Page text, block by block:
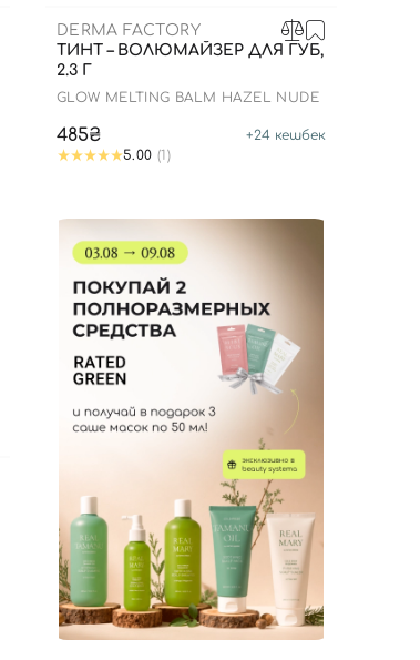
DERMA FACTORY
ТИНТ – ВОЛЮМАЙЗЕР ДЛЯ ГУБ,
2.3 Г
GLOW MELTING BALM HAZEL NUDE
485₴ +24 кешбек
5.00 (1)